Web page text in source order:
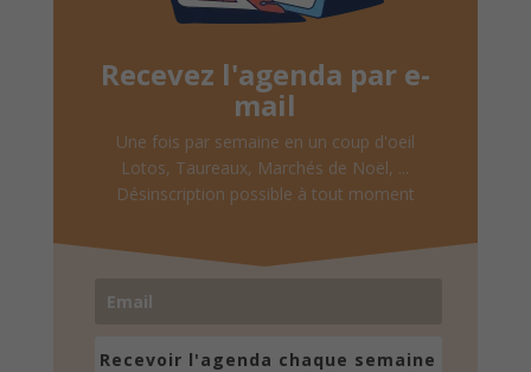
Recevez l'agenda par e-
mail
Une fois par semaine en un coup d'oeil
Lotos, Taureaux, Marchés de Noël, ...
Désinscription possible à tout moment
Recevoir l'agenda chaque semaine